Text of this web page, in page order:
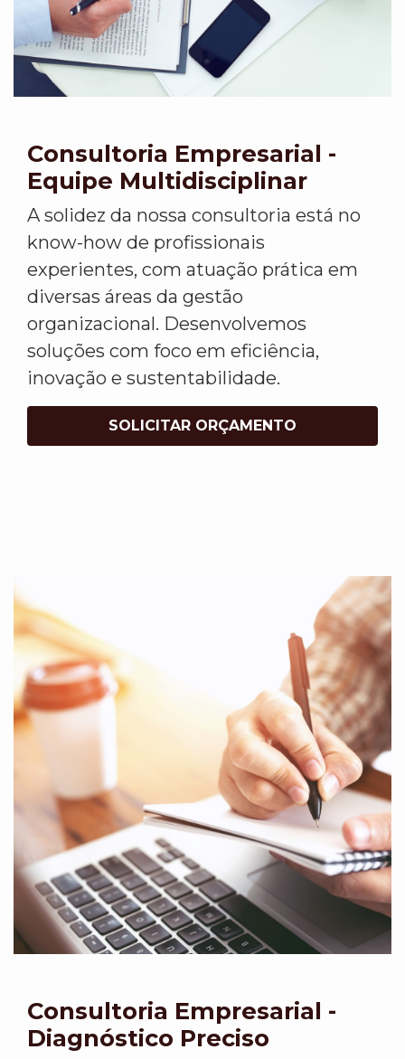
Consultoria Empresarial -
Equipe Multidisciplinar
A solidez da nossa consultoria está no
know-how de profissionais
experientes, com atuação prática em
diversas áreas da gestão
organizacional. Desenvolvemos
soluções com foco em eficiência,
inovação e sustentabilidade.
SOLICITAR ORÇAMENTO
Consultoria Empresarial -
Diagnóstico Preciso